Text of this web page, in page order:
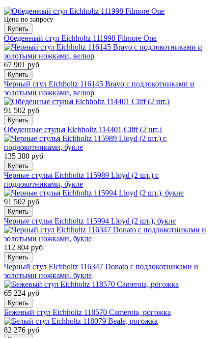
Цена по запросу
Купить
Обеденный стул Eichholtz 111998 Filmore One
67 901 руб
Купить
Черный стул Eichholtz 116145 Bravo с подлокотниками и
золотыми ножками, велюр
91 502 руб
Купить
Обеденные стулья Eichholtz 114401 Cliff (2 шт.)
135 380 руб
Купить
Черные стулья Eichholtz 115989 Lloyd (2 шт.) с
подлокотниками, букле
91 502 руб
Купить
Черные стулья Eichholtz 115994 Lloyd (2 шт.), букле
112 804 руб
Купить
Черный стул Eichholtz 116347 Donato с подлокотниками и
золотыми ножками, букле
65 224 руб
Купить
Бежевый стул Eichholtz 118570 Camerota, рогожка
82 276 руб